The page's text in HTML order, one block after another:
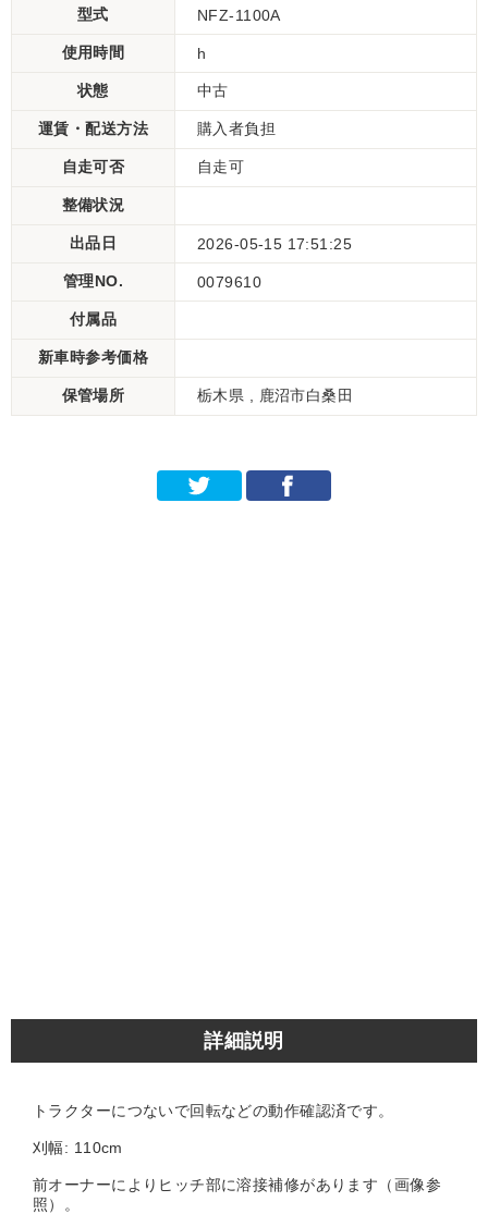
型式 NFZ-1100A
使用時間 h
状態 中古
運賃・配送方法 購入者負担
自走可否 自走可
整備状況
出品日 2026-05-15 17:51:25
管理NO. 0079610
付属品
新車時参考価格
保管場所 栃木県 , 鹿沼市白桑田
詳細説明
トラクターにつないで回転などの動作確認済です。
刈幅: 110cm
前オーナーによりヒッチ部に溶接補修があります（画像参
照）。